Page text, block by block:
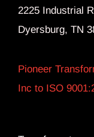
2225 Industrial
Dyersburg, TN
Pioneer
Inc to ISO